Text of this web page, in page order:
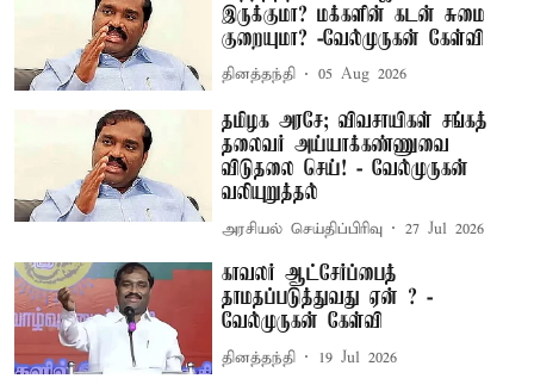
இருக்குமா? மக்களின் கடன் சுமை
குறையுமா? -வேல்முருகன் கேள்வி
தினத்தந்தி 05 Aug 2026
தமிழக அரசே; விவசாயிகள் சங்கத்
தலைவர் அய்யாக்கண்ணுவை
விடுதலை செய்! - வேல்முருகன்
வலியுறுத்தல்
அரசியல் செய்திப்பிரிவு 27 Jul 2026
காவலர் ஆட்சேர்ப்பைத்
தாமதப்படுத்துவது ஏன் ? -
வேல்முருகன் கேள்வி
தினத்தந்தி 19 Jul 2026